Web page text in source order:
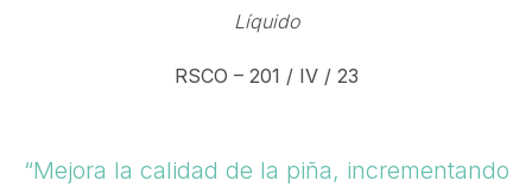
Líquido
RSCO – 201 / IV / 23
“Mejora la calidad de la piña, incrementando